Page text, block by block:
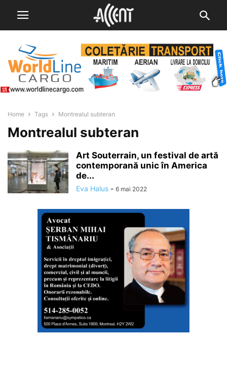
Home Tags Montrealul subteran
Montrealul subteran
Art Souterrain, un festival de artă
contemporană unic în America
de...
Eva Halus - 6 mai 2022